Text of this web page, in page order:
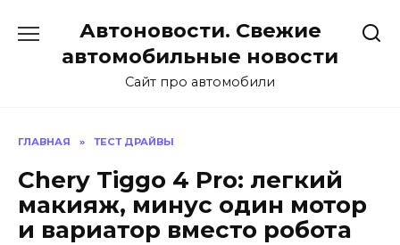
содержанию
Автоновости. Свежие
автомобильные новости
Сайт про автомобили
ГЛАВНАЯ » ТЕСТ ДРАЙВЫ
Chery Tiggo 4 Pro: легкий
макияж, минус один мотор
и вариатор вместо робота